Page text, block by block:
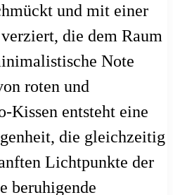
und mit einer
die dem Raum
Note
roten und
Kissen entsteht eine
die gleichzeitig
Lichtpunkte der
beruhigende